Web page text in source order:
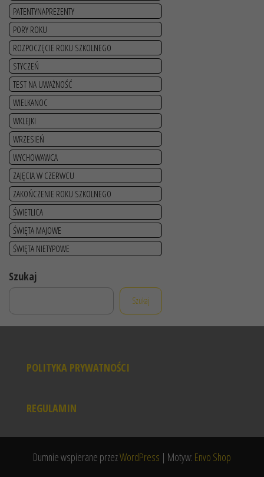
PATENTYNAPREZENTY
PORY ROKU
ROZPOCZĘCIE ROKU SZKOLNEGO
STYCZEŃ
TEST NA UWAŻNOŚĆ
WIELKANOC
WKLEJKI
WRZESIEŃ
WYCHOWAWCA
ZAJĘCIA W CZERWCU
ZAKOŃCZENIE ROKU SZKOLNEGO
ŚWIETLICA
ŚWIĘTA MAJOWE
ŚWIĘTA NIETYPOWE
Szukaj
Szukaj
POLITYKA PRYWATNOŚCI
REGULAMIN
Dumnie wspierane przezWordPress | Motyw: Envo Shop